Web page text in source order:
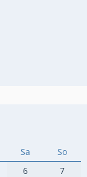
Sa
So
6
7